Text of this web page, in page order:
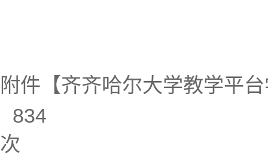
附件【齐齐哈尔大学教学平
834
次